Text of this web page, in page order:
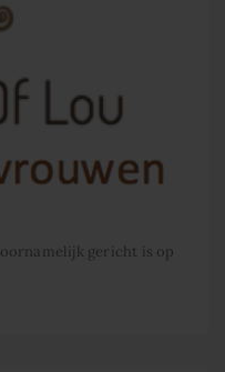
gericht is op